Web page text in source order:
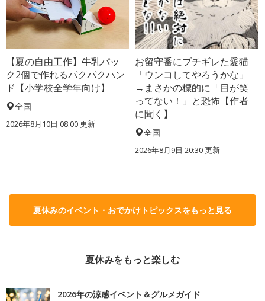
【夏の自由工作】牛乳パッ
ク2個で作れるパクパクハン
ド【小学校全学年向け】
全国
2026年8月10日 08:00更新
お留守番にブチギレた愛猫
「ウンコしてやろうかな」
→まさかの標的に「目が笑
ってない！」と恐怖【作者
に聞く】
全国
2026年8月9日 20:30更新
夏休みのイベント・おでかけトピックスをもっと見る
夏休みをもっと楽しむ
2026年の涼感イベント＆グルメガイド